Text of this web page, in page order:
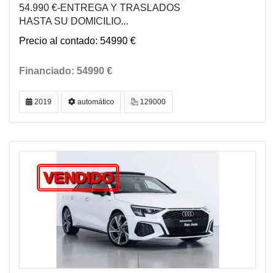
54.990 €-ENTREGA Y TRASLADOS
HASTA SU DOMICILIO...
54990 €
54990 €
2019 automático 129000
VENDIDO